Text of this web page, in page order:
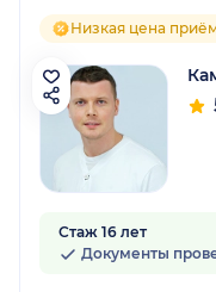
Низкая цена
Стаж 16 лет
Документы